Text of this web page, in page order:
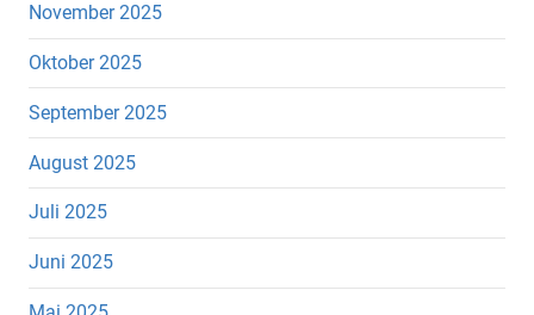
November 2025
Oktober 2025
September 2025
August 2025
Juli 2025
Juni 2025